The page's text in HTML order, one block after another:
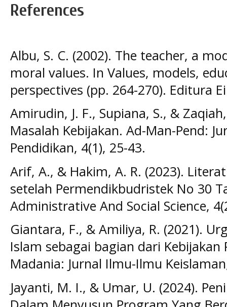
References
Albu, S. C. (2002). The teacher, a
moral values. In Values, models,
perspectives (pp. 264-270). Editura
Amirudin, J. F., Supiana, S., &
Masalah Kebijakan. Ad-Man-Pend:
Pendidikan, 4(1), 25-43.
Arif, A., & Hakim, A. R. (2023).
setelah Permendikbudristek No 30
Administrative And Social Science,
Giantara, F., & Amiliya, R. (2021).
Islam sebagai bagian dari Kebijakan
Madania: Jurnal Ilmu-Ilmu
Jayanti, M. I., & Umar, U. (2024).